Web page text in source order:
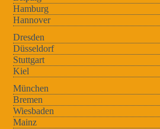
Hamburg
Hannover
Dresden
Düsseldorf
Stuttgart
Kiel
München
Bremen
Wiesbaden
Mainz